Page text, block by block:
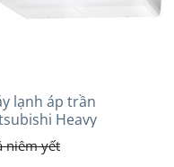
lạnh áp trần
Heavy
(6.0Hp) Cao cấp
Pha